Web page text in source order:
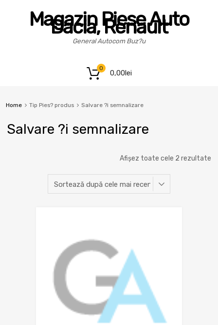
Magazin Piese Auto
Dacia, Renault
General Autocom Buz?u
0,00lei
0
Home Tip Pies? produs Salvare ?i semnalizare
Salvare ?i semnalizare
Afișez toate cele 2 rezultate